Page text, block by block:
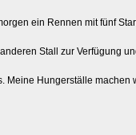
ein Rennen mit fünf
Stall zur Verfügung
Meine Hungerställe machen